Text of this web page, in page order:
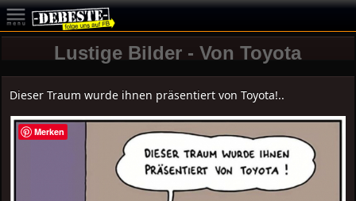
Lustige Bilder - Von Toyota
Dieser Traum wurde ihnen präsentiert von Toyota!..
Merken